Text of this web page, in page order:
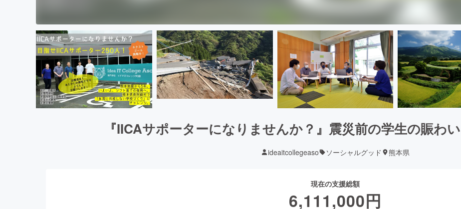
『IICAサポーターになりませんか？』震災前の学生の賑わ
ideaitcollegeaso ソーシャルグッド 熊本県
現在の支援総額
6,111,000円